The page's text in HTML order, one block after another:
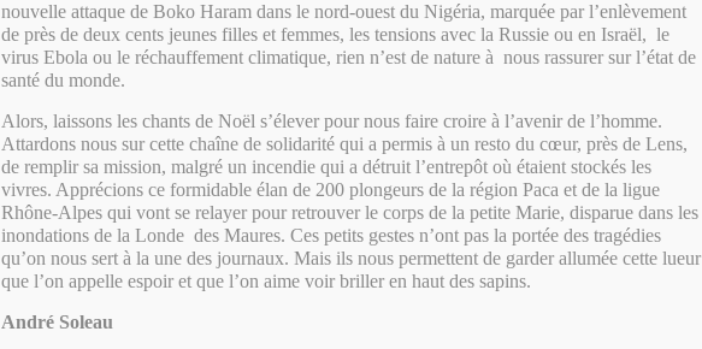
nouvelle attaque de Boko Haram dans le nord-ouest du Nigéria, marquée par l’enlèvement
de près de deux cents jeunes filles et femmes, les tensions avec la Russie ou en Israël, le
virus Ebola ou le réchauffement climatique, rien n’est de nature à nous rassurer sur l’état de
santé du monde.
Alors, laissons les chants de Noël s’élever pour nous faire croire à l’avenir de l’homme.
Attardons nous sur cette chaîne de solidarité qui a permis à un resto du cœur, près de Lens,
de remplir sa mission, malgré un incendie qui a détruit l’entrepôt où étaient stockés les
vivres. Apprécions ce formidable élan de 200 plongeurs de la région Paca et de la ligue
Rhône-Alpes qui vont se relayer pour retrouver le corps de la petite Marie, disparue dans les
inondations de la Londe des Maures. Ces petits gestes n’ont pas la portée des tragédies
qu’on nous sert à la une des journaux. Mais ils nous permettent de garder allumée cette lueur
que l’on appelle espoir et que l’on aime voir briller en haut des sapins.
André Soleau